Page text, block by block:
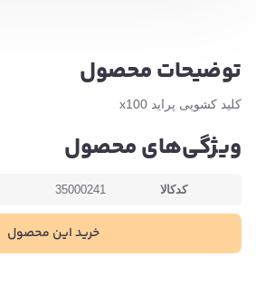
توضیحات محصول
کلید کشویی پراید x100
ویژگی‌های محصول
کدکالا 35000241
خرید این محصول